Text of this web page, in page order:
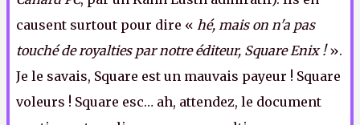
causent surtout pour dire « hé, mais on n'a pas
touché de royalties par notre éditeur, Square Enix !».
Je le savais, Square est un mauvais payeur ! Square
voleurs ! Square esc… ah, attendez, le document